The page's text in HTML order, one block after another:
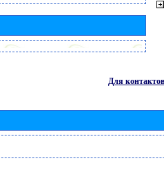
Для контактов